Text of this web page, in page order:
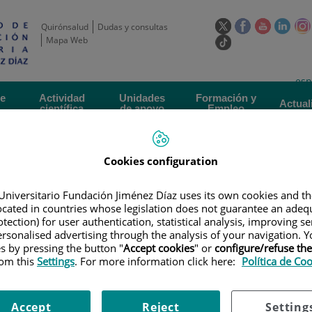
Quirónsalud
Dudas y consultas
Mapa Web
Este
enlace
en
una
ventana
Este
en
una
ventana
Este
en
una
ventana
Este
en
una
Enlace
aplicación
externa.
idioma
Actividad
científica
Unidades
de apoyo
Formación y
Empleo
DE EMPLEO|CANDIDATOS PARA OPTAR A UN CONTRATO
TO APPLY FOR A “PREDOCTORAL HEALTH RESEARCH TRAINING”
a un contrato
Cookies configuration
Fundación Jiménez Díaz uses its own cookies and
in countries whose legislation does not guarantee an
for user authentication, statistical analysis, improving
advertising through the analysis of your navigation.
by pressing the button "Accept cookies" or configure/refuse
thisSettings. For more information click here: Política de
Reject
Accept